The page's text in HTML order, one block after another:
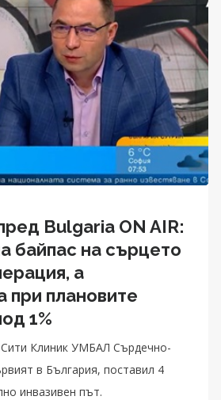
Bulgaria ON AIR:
байпас на сърцето
а
при плановите
1%
Клиник УМБАЛ Сърдечно-
в България, поставил 4
инвазивен път.